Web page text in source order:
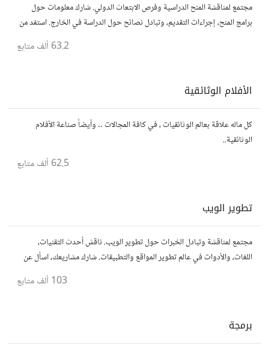
مجتمع لمناقشة المنح الدراسية وفرص الابتعاث الدولي. شارك معلومات حول
برامج المنح، إجراءات التقديم، وتبادل نصائح حول الدراسة في الخارج. استفد من
63.2 ألف متابع
الأفلام الوثائقية
كل ماله علاقة بعالم الوثائقيات ، في كافة المجالات .. وأيضاً صناعة الأفلام
الوثائقية..
62.5 ألف متابع
تطوير الويب
مجتمع لمناقشة وتبادل الخبرات حول تطوير الويب. ناقش أحدث التقنيات،
اللغات، والأدوات في عالم تطوير المواقع والتطبيقات. شارك مشاريعك، اسأل عن
103 ألف متابع
برمجة